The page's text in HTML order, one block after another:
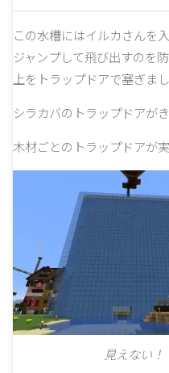
この水槽にはイルカさんを
ジャンプして飛び出すのを
上をトラップドアで塞ぎまし
シラカバのトラップドアが
木材ごとのトラップドアが
見えない！